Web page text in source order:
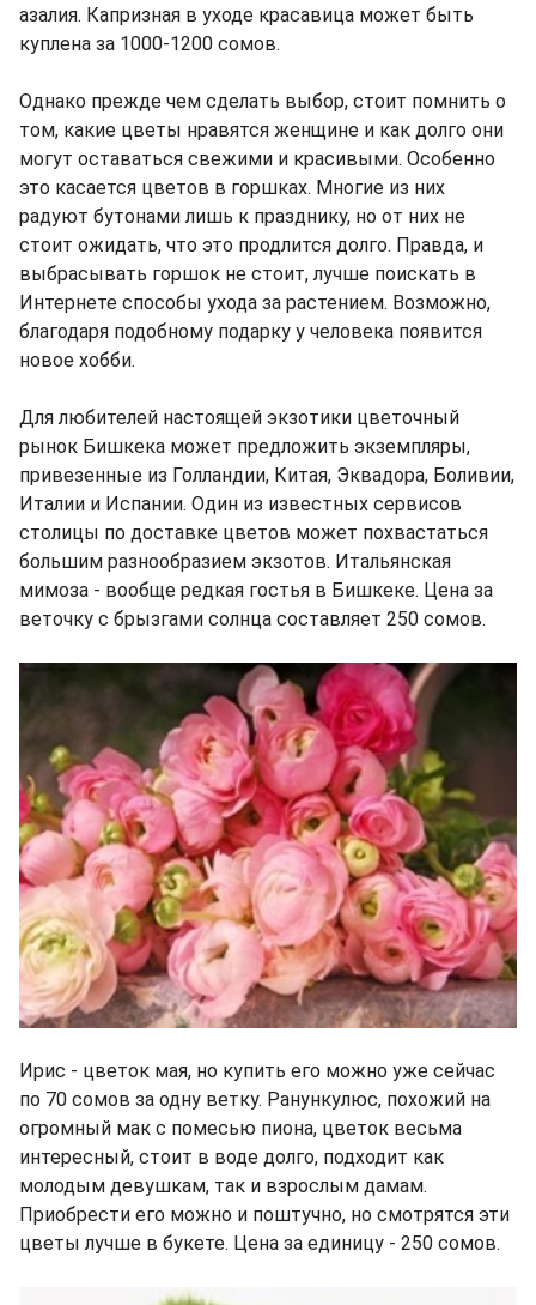
азалия. Капризная в уходе красавица может быть
куплена за 1000-1200 сомов.
Однако прежде чем сделать выбор, стоит помнить о
том, какие цветы нравятся женщине и как долго они
могут оставаться свежими и красивыми. Особенно
это касается цветов в горшках. Многие из них
радуют бутонами лишь к празднику, но от них не
стоит ожидать, что это продлится долго. Правда, и
выбрасывать горшок не стоит, лучше поискать в
Интернете способы ухода за растением. Возможно,
благодаря подобному подарку у человека появится
новое хобби.
Для любителей настоящей экзотики цветочный
рынок Бишкека может предложить экземпляры,
привезенные из Голландии, Китая, Эквадора, Боливии,
Италии и Испании. Один из известных сервисов
столицы по доставке цветов может похвастаться
большим разнообразием экзотов. Итальянская
мимоза - вообще редкая гостья в Бишкеке. Цена за
веточку с брызгами солнца составляет 250 сомов.
Ирис - цветок мая, но купить его можно уже сейчас
по 70 сомов за одну ветку. Ранункулюс, похожий на
огромный мак с помесью пиона, цветок весьма
интересный, стоит в воде долго, подходит как
молодым девушкам, так и взрослым дамам.
Приобрести его можно и поштучно, но смотрятся эти
цветы лучше в букете. Цена за единицу - 250 сомов.